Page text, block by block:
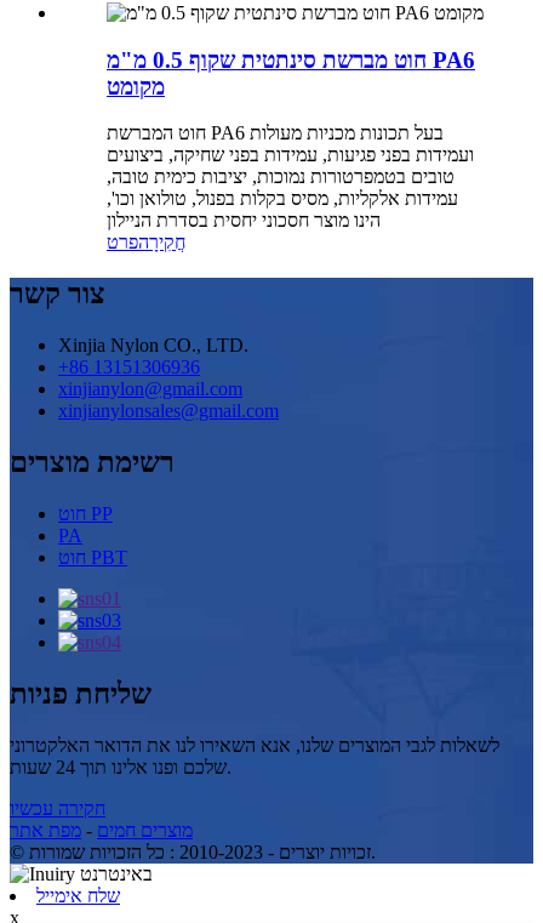
חוט מברשת סינתטית שקוף 0.5 מ"מ PA6
מקומט
חוט המברשת PA6 בעל תכונות מכניות מעולות
ועמידות בפני פגיעות, עמידות בפני שחיקה, ביצועים
טובים בטמפרטורות נמוכות, יציבות כימית טובה,
עמידות אלקליות, מסיס בקלות בפנול, טולואן וכו',
הינו מוצר חסכוני יחסית בסדרת הניילון
חֲקִירָהפרט
צור קשר
Xinjia Nylon CO., LTD.
+86 13151306936
xinjianylon@gmail.com
xinjianylonsales@gmail.com
רשימת מוצרים
חוט PP
PA
חוט PBT
שליחת פניות
לשאלות לגבי המוצרים שלנו, אנא השאירו לנו את הדואר האלקטרוני
שלכם ופנו אלינו תוך 24 שעות.
חקירה עכשיו
מוצרים חמים - מפת אתר
© זכויות יוצרים - 2010-2023 : כל הזכויות שמורות.
שלח אימייל
x